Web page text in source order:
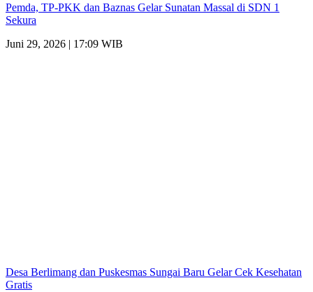
Pemda, TP-PKK dan Baznas Gelar Sunatan Massal di SDN 1
Sekura
Juni 29, 2026 | 17:09 WIB
Desa Berlimang dan Puskesmas Sungai Baru Gelar Cek Kesehatan
Gratis